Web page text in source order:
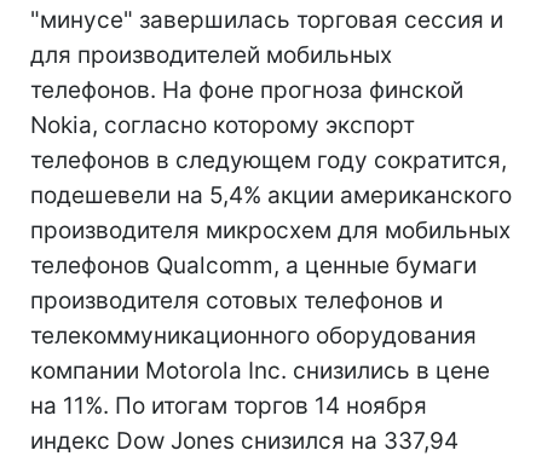
"минусе" завершилась торговая сессия и
для производителей мобильных
телефонов. На фоне прогноза финской
Nokia, согласно которому экспорт
телефонов в следующем году сократится,
подешевели на 5,4% акции американского
производителя микросхем для мобильных
телефонов Qualcomm, а ценные бумаги
производителя сотовых телефонов и
телекоммуникационного оборудования
компании Motorola Inc. снизились в цене
на 11%. По итогам торгов 14 ноября
индекс Dow Jones снизился на 337,94